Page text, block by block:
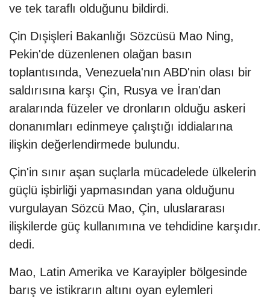
ve tek taraflı olduğunu bildirdi.
Çin Dışişleri Bakanlığı Sözcüsü Mao Ning,
Pekin'de düzenlenen olağan basın
toplantısında, Venezuela'nın ABD'nin olası bir
saldırısına karşı Çin, Rusya ve İran'dan
aralarında füzeler ve dronların olduğu askeri
donanımları edinmeye çalıştığı iddialarına
ilişkin değerlendirmede bulundu.
Çin'in sınır aşan suçlarla mücadelede ülkelerin
güçlü işbirliği yapmasından yana olduğunu
vurgulayan Sözcü Mao, Çin, uluslararası
ilişkilerde güç kullanımına ve tehdidine karşıdır.
dedi.
Mao, Latin Amerika ve Karayipler bölgesinde
barış ve istikrarın altını oyan eylemleri